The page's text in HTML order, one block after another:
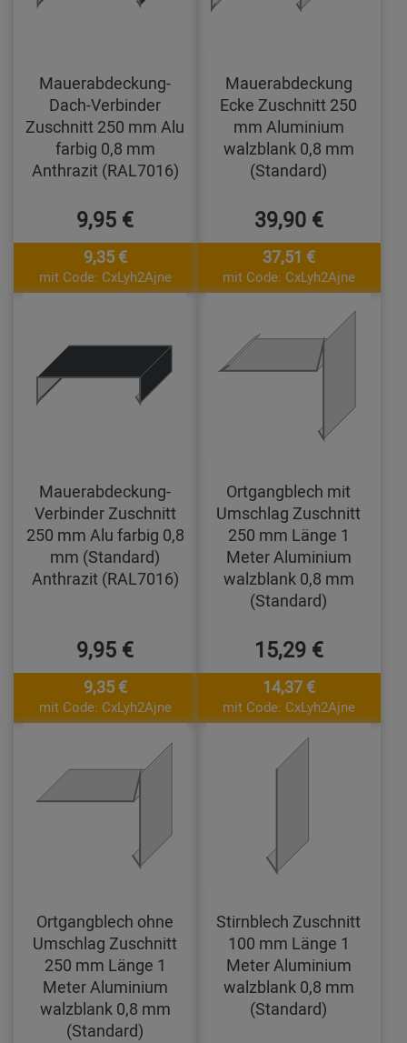
Mauerabdeckung-
Dach-Verbinder
Zuschnitt 250 mm Alu
farbig 0,8 mm
Anthrazit (RAL7016)
9,95 €
9,35 €
mit Code: CxLyh2Ajne
Mauerabdeckung
Ecke Zuschnitt 250
mm Aluminium
walzblank 0,8 mm
(Standard)
39,90 €
37,51 €
mit Code: CxLyh2Ajne
Mauerabdeckung-
Verbinder Zuschnitt
250 mm Alu farbig 0,8
mm (Standard)
Anthrazit (RAL7016)
9,95 €
9,35 €
mit Code: CxLyh2Ajne
Ortgangblech mit
Umschlag Zuschnitt
250 mm Länge 1
Meter Aluminium
walzblank 0,8 mm
(Standard)
15,29 €
14,37 €
mit Code: CxLyh2Ajne
Ortgangblech ohne
Umschlag Zuschnitt
250 mm Länge 1
Meter Aluminium
walzblank 0,8 mm
(Standard)
Stirnblech Zuschnitt
100 mm Länge 1
Meter Aluminium
walzblank 0,8 mm
(Standard)